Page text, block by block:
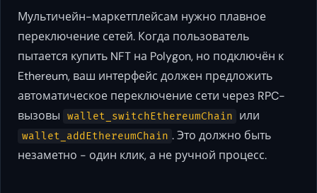
Мультичейн-маркетплейсам нужно плавное
переключение сетей. Когда пользователь
пытается купить NFT на Polygon, но подключён к
Ethereum, ваш интерфейс должен предложить
автоматическое переключение сети через RPC-
вызовы
wallet_switchEthereumChain или
wallet_addEthereumChain . Это должно быть
незаметно - один клик, а не ручной процесс.